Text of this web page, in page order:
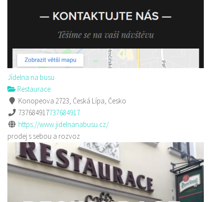
Jídelna na busu
Restaurace
Konopeova 2723, Česká Lípa, Česko
737684917737684917
https://www.jidelnanabusu.cz/
prodej s sebou a rozvoz